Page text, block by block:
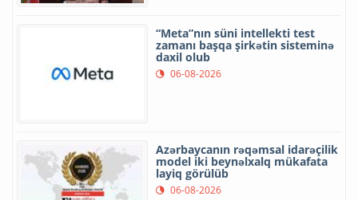
“Meta”nın süni intellekti test
zamanı başqa şirkətin sisteminə
daxil olub
06-08-2026
Azərbaycanın rəqəmsal idarəçilik
model iki beynəlxalq mükafata
layiq görülüb
06-08-2026